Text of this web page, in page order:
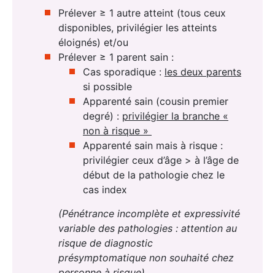
Prélever ≥ 1 autre atteint (tous ceux
disponibles, privilégier les atteints
éloignés) et/ou
Prélever ≥ 1 parent sain :
Cas sporadique : les deux parents
si possible
Apparenté sain (cousin premier
degré) : privilégier la branche «
non à risque »
Apparenté sain mais à risque :
privilégier ceux d’âge > à l’âge de
début de la pathologie chez le
cas index
(Pénétrance incomplète et expressivité
variable des pathologies : attention au
risque de diagnostic
présymptomatique non souhaité chez